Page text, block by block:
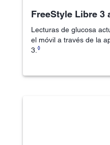
FreeStyle Libre 3
Lecturas de glucosa
el móvil a través de la
3.◊